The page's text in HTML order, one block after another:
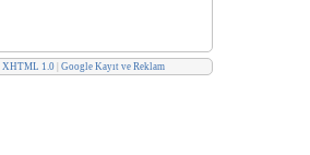
XHTML 1.0 Google Kayıt ve Reklam